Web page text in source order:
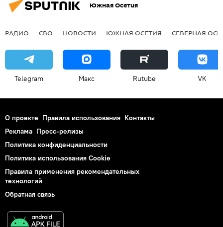
Южная Осетия
РАДИО СВО НОВОСТИ ЮЖНАЯ ОСЕТИЯ СЕВЕРНАЯ
Telegram Макс Rutube VK
О проекте Правила использования Контакты
Реклама Пресс-релизы
Политика конфиденциальности
Политика использования Cookie
Правила применения рекомендательных
технологий
Обратная связь